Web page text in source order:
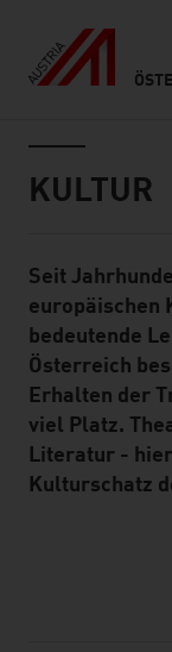
KULTUR
Standard
Seit
europäischen
bedeutende
Österreich
Erhalten der
viel Platz.
Literatur -
Kulturschatz